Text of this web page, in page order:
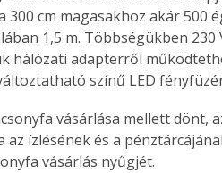
300 cm magasakhoz akár 500
1,5 m. Többségükben
hálózati adapterről
színű LED
vásárlása mellett dönt,
az ízlésének és a
vásárlás nyűgjét.